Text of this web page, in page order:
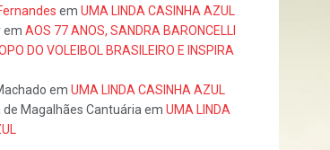
em UMA LINDA CASINHA AZUL
em AOS 77 ANOS, SANDRA BARONCELLI
DO VOLEIBOL BRASILEIRO E INSPIRA
em UMA LINDA CASINHA AZUL
de Magalhães Cantuáriaem UMA LINDA